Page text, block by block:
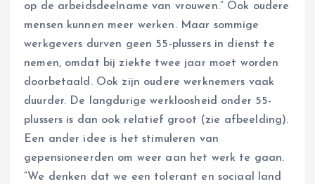
op de arbeidsdeelname van vrouwen.” Ook oudere
mensen kunnen meer werken. Maar sommige
werkgevers durven geen 55-plussers in dienst te
nemen, omdat bij ziekte twee jaar moet worden
doorbetaald. Ook zijn oudere werknemers vaak
duurder. De langdurige werkloosheid onder 55-
plussers is dan ook relatief groot (zie afbeelding).
Een ander idee is het stimuleren van
gepensioneerden om weer aan het werk te gaan.
“We denken dat we een tolerant en sociaal land